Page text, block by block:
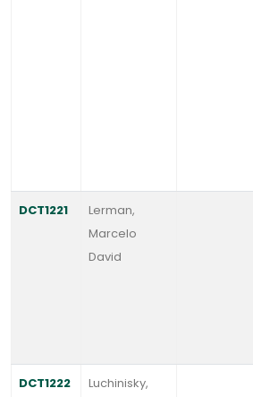
DCT1221
Lerman,
Marcelo
David
DCT1222
Luchinisky,